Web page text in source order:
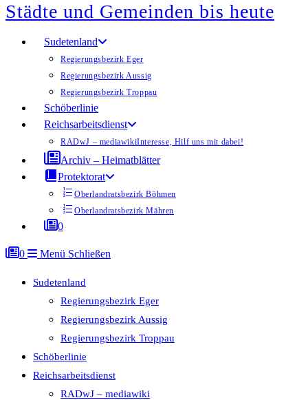
Website
durchsuchen
starten
Städte und Gemeinden bis heute
Sudetenland
Regierungsbezirk Eger
Regierungsbezirk Aussig
Regierungsbezirk Troppau
Schöberlinie
Reichsarbeitsdienst
RADwJ – mediawikiInteresse, Hilf uns mit dabei!
Archiv – Heimatblätter
Protektorat
Oberlandratsbezirk Böhmen
Oberlandratsbezirk Mähren
0
0 Menü Schließen
Sudetenland
Regierungsbezirk Eger
Regierungsbezirk Aussig
Regierungsbezirk Troppau
Schöberlinie
Reichsarbeitsdienst
RADwJ – mediawiki